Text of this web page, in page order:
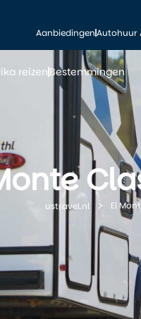
AanbiedingenAutohuur
reizen Bestemmingen
ustravel.nl El